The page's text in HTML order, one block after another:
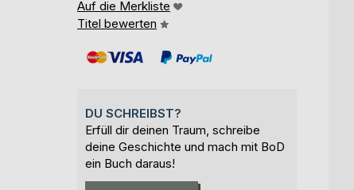
Auf die Merkliste
Titel bewerten
DU SCHREIBST?
Erfüll dir deinen Traum, schreibe
deine Geschichte und mach mit BoD
ein Buch daraus!